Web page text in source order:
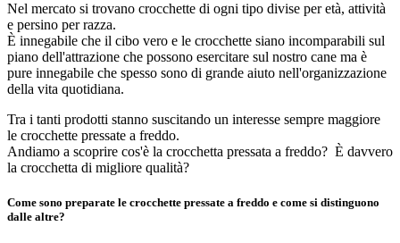
Nel mercato si trovano crocchette di ogni tipo divise per età, attività
e persino per razza.
È innegabile che il cibo vero e le crocchette siano incomparabili sul
piano dell'attrazione che possono esercitare sul nostro cane ma è
pure innegabile che spesso sono di grande aiuto nell'organizzazione
della vita quotidiana.
Tra i tanti prodotti stanno suscitando un interesse sempre maggiore
le crocchette pressate a freddo.
Andiamo a scoprire cos'è la crocchetta pressata a freddo? È davvero
la crocchetta di migliore qualità?
Come sono preparate le crocchette pressate a freddo e come si distinguono
dalle altre?